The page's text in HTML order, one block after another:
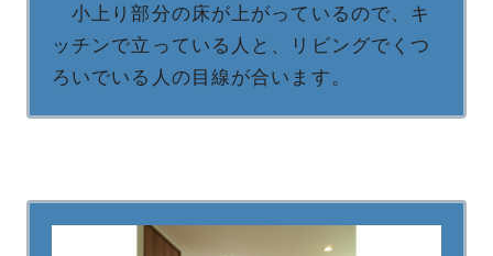
小上り部分の床が上がっているので、キ
ッチンで立っている人と、リビングでくつ
ろいでいる人の目線が合います。